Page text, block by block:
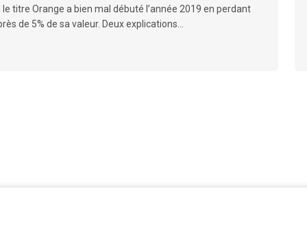
le titre Orange a bien mal débuté l’année 2019 en perdant
de 5% de sa valeur. Deux explications...